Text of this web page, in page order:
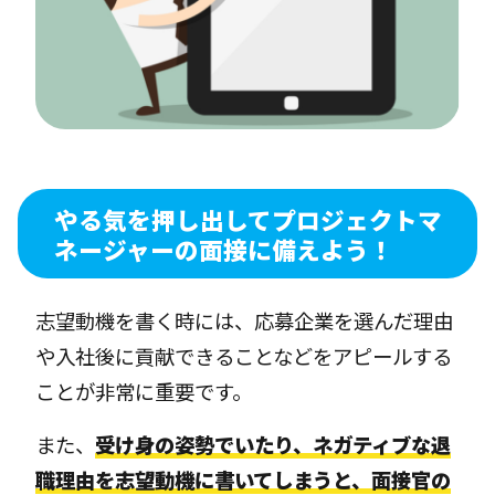
やる気を押し出してプロジェクトマ
ネージャーの面接に備えよう！
志望動機を書く時には、応募企業を選んだ理由
や入社後に貢献できることなどをアピールする
ことが非常に重要です。
また、 受け身の姿勢でいたり、ネガティブな退
職理由を志望動機に書いてしまうと、面接官の